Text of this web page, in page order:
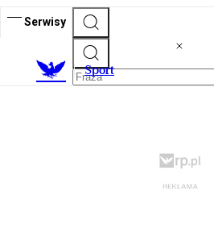
Serwisy
Sport